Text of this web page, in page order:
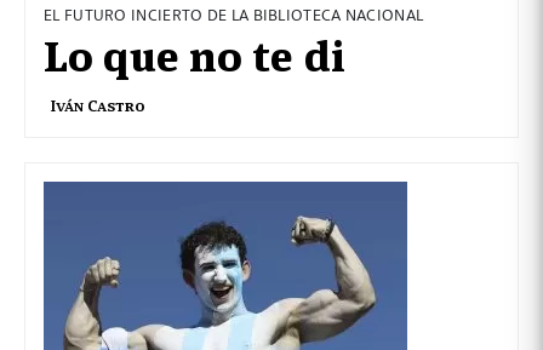
EL FUTURO INCIERTO DE LA BIBLIOTECA NACIONAL
Lo que no te di
Iván Castro